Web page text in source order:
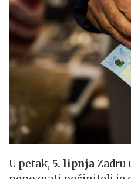
U petak, 5. lipnja Zadru